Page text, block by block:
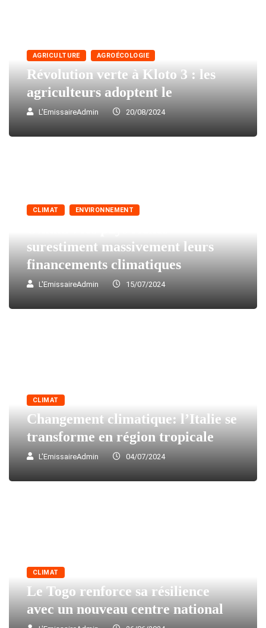
AGRICULTURE AGROÉCOLOGIE
Révolution verte à Kloto 3 : les
agriculteurs adoptent le
L'EmissaireAdmin 20/08/2024
CLIMAT ENVIRONNEMENT
surestiment massivement leurs
financements climatiques
L'EmissaireAdmin 15/07/2024
CLIMAT
Changement climatique: l’Italie se
transforme en région tropicale
L'EmissaireAdmin 04/07/2024
CLIMAT
Le Togo renforce sa résilience
avec un nouveau centre national